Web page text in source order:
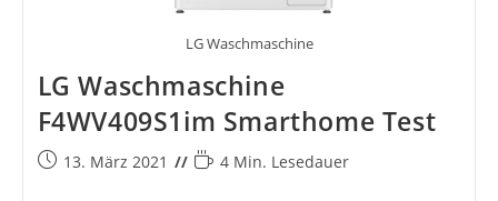
LG Waschmaschine
LG Waschmaschine
F4WV409S1im Smarthome Test
Beitrag13. März 2021 Lesedauer:
4 Min. Lesedauer